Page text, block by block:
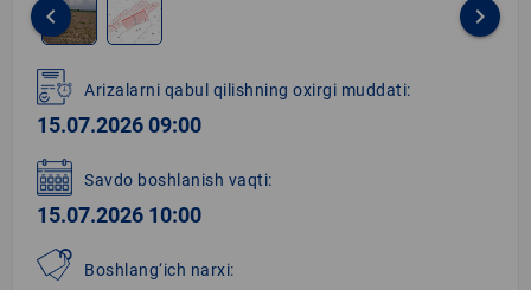
1
of
2
keyboard_arrow_left keyboard_arrow_right
Arizalarni qabul qilishning oxirgi muddati:
15.07.2026 09:00
Savdo boshlanish vaqti:
15.07.2026 10:00
Boshlang‘ich narxi: